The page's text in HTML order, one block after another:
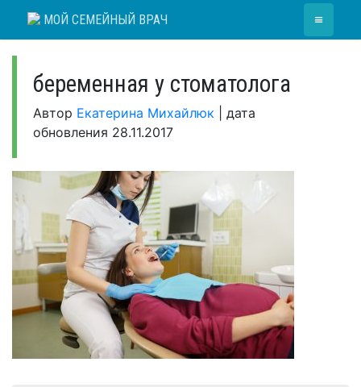
МОЙ СЕМЕЙНЫЙ ВРАЧ ≡
беременная у стоматолога
Автор Екатерина Михайлюк
дата
обновления 28.11.2017